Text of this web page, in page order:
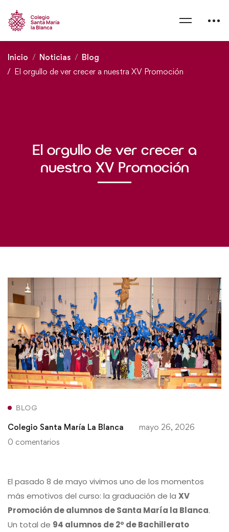
Inicio Noticias
Blog
El orgullo de ver crecer a nuestra XV Promoción
El orgullo de ver crecer a
nuestra XV Promoción
BLOG
Colegio Santa María La Blanca
mayo 26, 2026
0 comentarios
El pasado 8 de mayo vivimos uno de los momentos
más emotivos del curso: la graduación de la XV
Promoción de alumnos de Santa María la Blanca.
Un total de 94 alumnos de 2º de Bachillerato